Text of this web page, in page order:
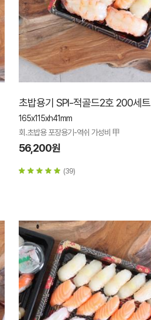
초밥용기 SPI-적골드2호 200세트
165x115xh41mm
회.초밥용 포장용기-역쉬 가성비 甲
56,200원
(39)